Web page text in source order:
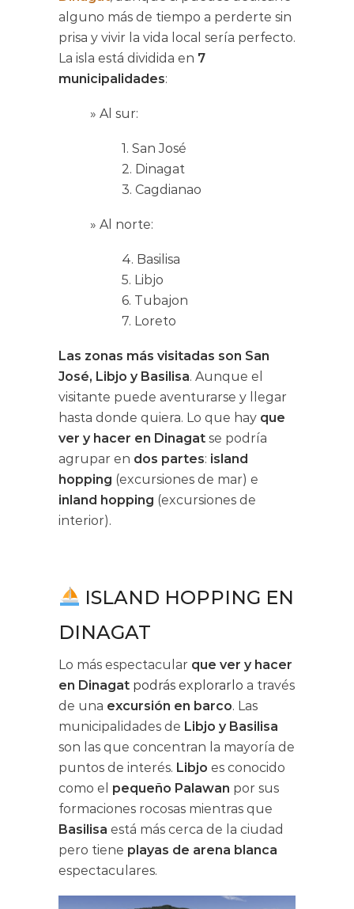
alguno más de tiempo a perderte sin
prisa y vivir la vida local sería perfecto.
La isla está dividida en 7
municipalidades:
» Al sur:
1. San José
2. Dinagat
3. Cagdianao
» Al norte:
4. Basilisa
5. Libjo
6. Tubajon
7. Loreto
Las zonas más visitadas son San
José, Libjo y Basilisa. Aunque el
visitante puede aventurarse y llegar
hasta donde quiera. Lo que hay que
ver y hacer en Dinagat se podría
agrupar en dos partes: island
hopping (excursiones de mar) e
inland hopping (excursiones de
interior).
ISLAND HOPPING EN
DINAGAT
Lo más espectacular que ver y hacer
en Dinagat podrás explorarlo a través
de una excursión en barco. Las
municipalidades de Libjo y Basilisa
son las que concentran la mayoría de
puntos de interés. Libjo es conocido
como el pequeño Palawan por sus
formaciones rocosas mientras que
Basilisa está más cerca de la ciudad
pero tiene playas de arena blanca
espectaculares.